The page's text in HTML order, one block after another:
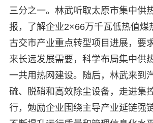
三分之一。林武听取太原市集中供
报，了解企业2×66万千瓦低热值煤
古交市产业重点转型项目进展，要
来长远发展需要，科学布局集中供
一共用热网建设。随后，林武来到
硫、脱硝和高效除尘设备，走进集
行，勉励企业围绕主导产业延链强